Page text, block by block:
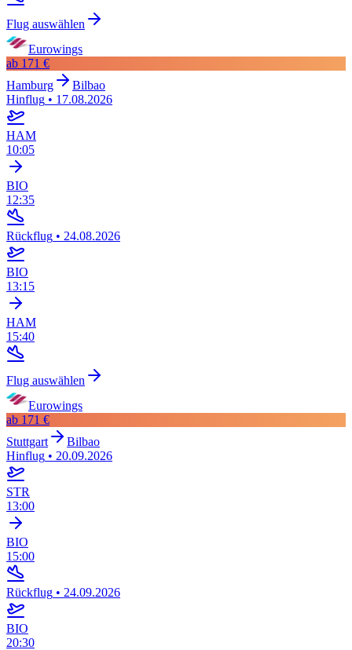
Flug auswählen
Eurowings
ab 171 €
Hamburg
Bilbao
Hinflug • 17.08.2026
HAM
10:05
BIO
12:35
Rückflug • 24.08.2026
BIO
13:15
HAM
15:40
Flug auswählen
Eurowings
ab 171 €
Stuttgart
Bilbao
Hinflug • 20.09.2026
STR
13:00
BIO
15:00
Rückflug • 24.09.2026
BIO
20:30